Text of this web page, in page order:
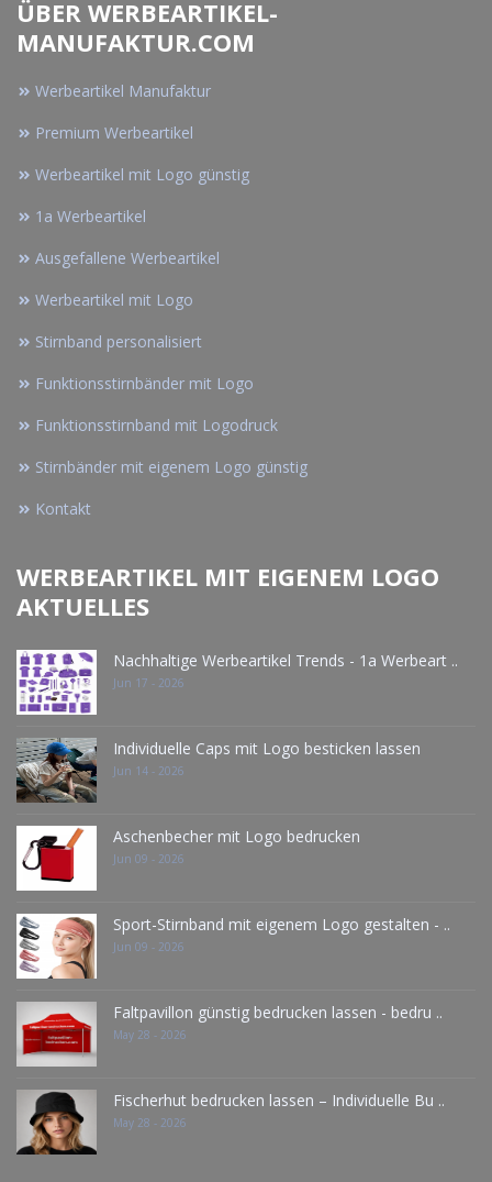
ÜBER WERBEARTIKEL-
MANUFAKTUR.COM
Werbeartikel Manufaktur
Premium Werbeartikel
Werbeartikel mit Logo günstig
1a Werbeartikel
Ausgefallene Werbeartikel
Werbeartikel mit Logo
Stirnband personalisiert
Funktionsstirnbänder mit Logo
Funktionsstirnband mit Logodruck
Stirnbänder mit eigenem Logo günstig
Kontakt
WERBEARTIKEL MIT EIGENEM LOGO
AKTUELLES
Nachhaltige Werbeartikel Trends - 1a Werbeart ..
Jun 17 - 2026
Individuelle Caps mit Logo besticken lassen
Jun 14 - 2026
Aschenbecher mit Logo bedrucken
Jun 09 - 2026
Sport-Stirnband mit eigenem Logo gestalten - ..
Jun 09 - 2026
Faltpavillon günstig bedrucken lassen - bedru ..
May 28 - 2026
Fischerhut bedrucken lassen – Individuelle Bu ..
May 28 - 2026